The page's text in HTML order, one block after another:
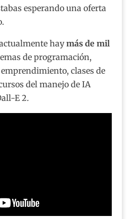
esperando una oferta
haymás de mil
de programación,
clases de
del manejo de IA
E 2.